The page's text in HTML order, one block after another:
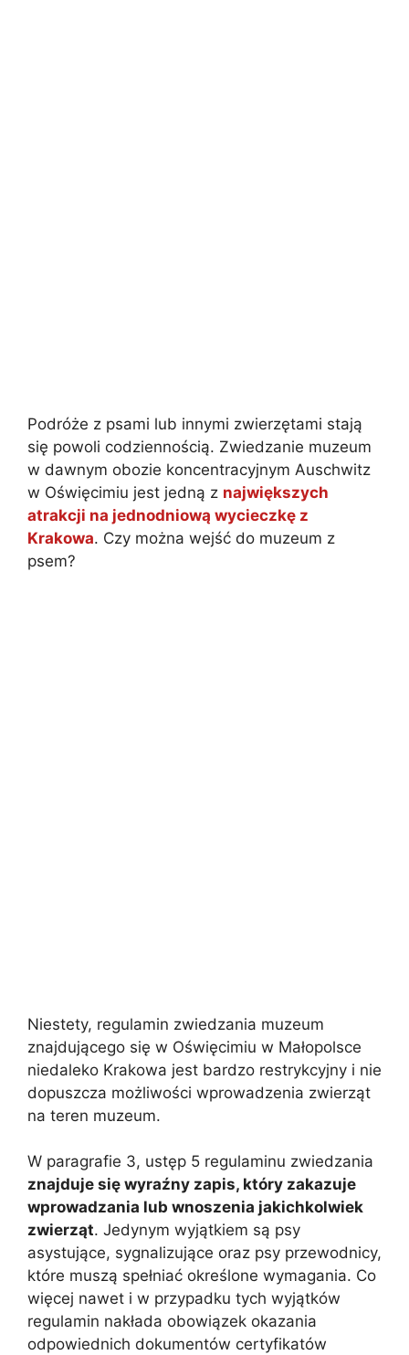
Podróże z psami lub innymi zwierzętami stają
się powoli codziennością. Zwiedzanie muzeum
w dawnym obozie koncentracyjnym Auschwitz
w Oświęcimiu jest jedną z największych
atrakcji na jednodniową wycieczkę z
Krakowa. Czy można wejść do muzeum z
psem?
Niestety, regulamin zwiedzania muzeum
znajdującego się w Oświęcimiu w Małopolsce
niedaleko Krakowa jest bardzo restrykcyjny i nie
dopuszcza możliwości wprowadzenia zwierząt
na teren muzeum.
W paragrafie 3, ustęp 5 regulaminu zwiedzania
znajduje się wyraźny zapis, który zakazuje
wprowadzania lub wnoszenia jakichkolwiek
zwierząt. Jedynym wyjątkiem są psy
asystujące, sygnalizujące oraz psy przewodnicy,
które muszą spełniać określone wymagania. Co
więcej nawet i w przypadku tych wyjątków
regulamin nakłada obowiązek okazania
odpowiednich dokumentów certyfikatów